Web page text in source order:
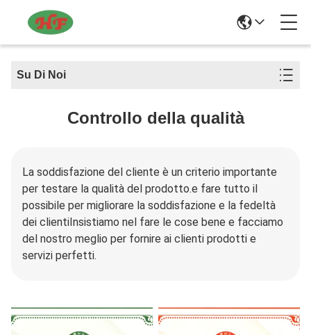
Su Di Noi
Controllo della qualità
La soddisfazione del cliente è un criterio importante
per testare la qualità del prodotto.e fare tutto il
possibile per migliorare la soddisfazione e la fedeltà
dei clientiInsistiamo nel fare le cose bene e facciamo
del nostro meglio per fornire ai clienti prodotti e
servizi perfetti.